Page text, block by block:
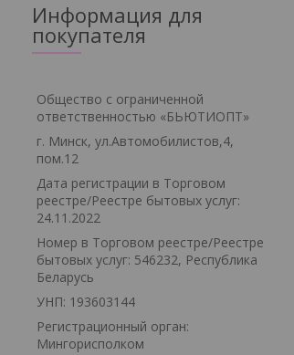
Информация для
покупателя
Общество с ограниченной
ответственностью «БЬЮТИОПТ»
г. Минск, ул.Автомобилистов,4,
пом.12
Дата регистрации в Торговом
реестре/Реестре бытовых услуг:
24.11.2022
Номер в Торговом реестре/Реестре
бытовых услуг: 546232, Республика
Беларусь
УНП: 193603144
Регистрационный орган:
Мингорисполком